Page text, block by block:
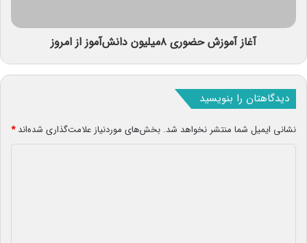
آغاز آموزش حضوری ۸میلیون دانش‌آموز از امروز
دیدگاهتان را بنویسید
نشانی ایمیل شما منتشر نخواهد شد. بخش‌های موردنیاز علامت‌گذاری شده‌اند*